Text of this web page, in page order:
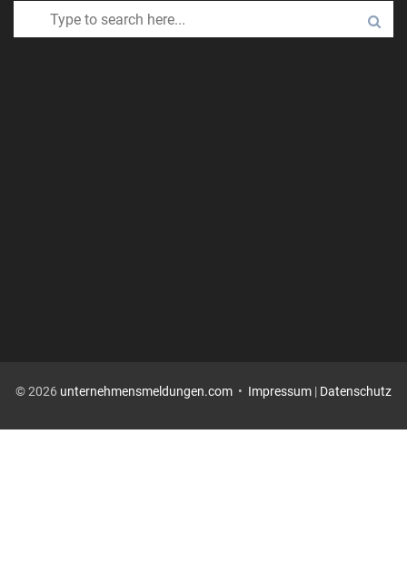
© 2026 unternehmensmeldungen.com • Impressum | Datenschutz